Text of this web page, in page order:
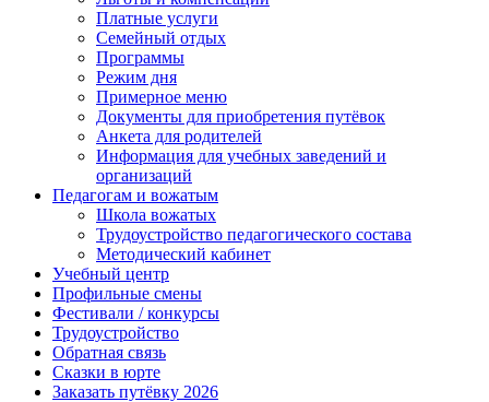
Платные услуги
Семейный отдых
Программы
Режим дня
Примерное меню
Документы для приобретения путёвок
Анкета для родителей
Информация для учебных заведений и
организаций
Педагогам и вожатым
Школа вожатых
Трудоустройство педагогического состава
Методический кабинет
Учебный центр
Профильные смены
Фестивали / конкурсы
Трудоустройство
Обратная связь
Сказки в юрте
Заказать путёвку 2026